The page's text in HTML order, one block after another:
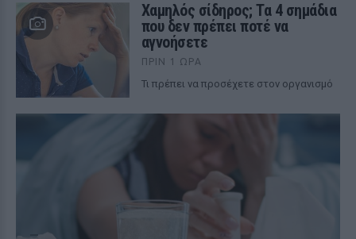
Χαμηλός σίδηρος; Τα 4 σημάδια
που δεν πρέπει ποτέ να
αγνοήσετε
ΠΡΙΝ 1 ΏΡΑ
Τι πρέπει να προσέχετε στον οργανισμό